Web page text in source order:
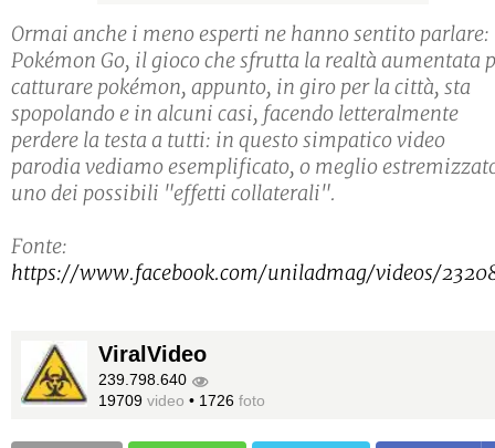
Ormai anche i meno esperti ne hanno sentito parlare:
Pokémon Go, il gioco che sfrutta la realtà aumentata
catturare pokémon, appunto, in giro per la città, sta
spopolando e in alcuni casi, facendo letteralmente
perdere la testa a tutti: in questo simpatico video
parodia vediamo esemplificato, o meglio
uno dei possibili "effetti collaterali".
Fonte:
https://www.facebook.com/uniladmag/videos/
ViralVideo
239.798.640
19709 video • 1726 foto